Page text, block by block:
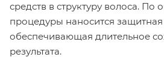
средств в структуру волоса. По
процедуры наносится защитная
обеспечивающая длительное
результата.